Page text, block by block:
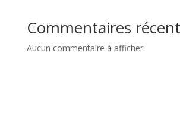
Commentaires
Aucun commentaire à afficher.